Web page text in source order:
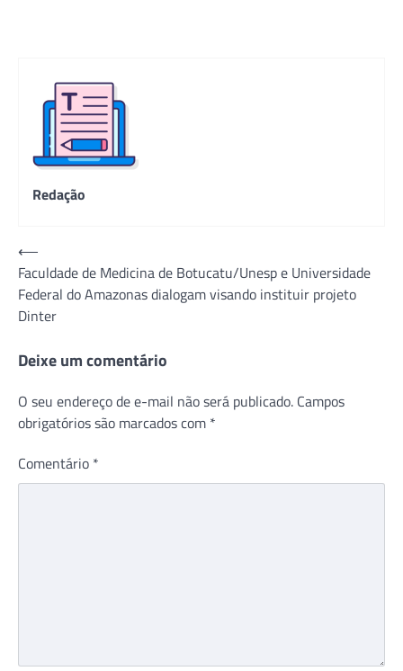
Redação
Navegação
de
Post
⟵
Faculdade de Medicina de Botucatu/Unesp e Universidade
Federal do Amazonas dialogam visando instituir projeto
Dinter
Deixe um comentário
O seu endereço de e-mail não será publicado. Campos
obrigatórios são marcados com *
Comentário *